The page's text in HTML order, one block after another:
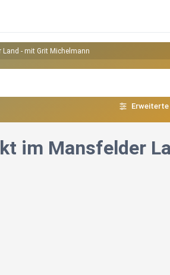
- mit Grit Michelmann
Erweiterte
im Mansfelder